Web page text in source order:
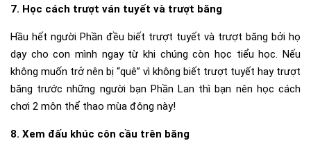
7. Học cách trượt ván tuyết và trượt băng
Hầu hết người Phần đều biết trượt tuyết và trượt băng bởi họ
dạy cho con mình ngay từ khi chúng còn học tiểu học. Nếu
không muốn trở nên bị “quê” vì không biết trượt tuyết hay trượt
băng trước những người bạn Phần Lan thì bạn nên học cách
chơi 2 môn thể thao mùa đông này!
8. Xem đấu khúc côn cầu trên băng